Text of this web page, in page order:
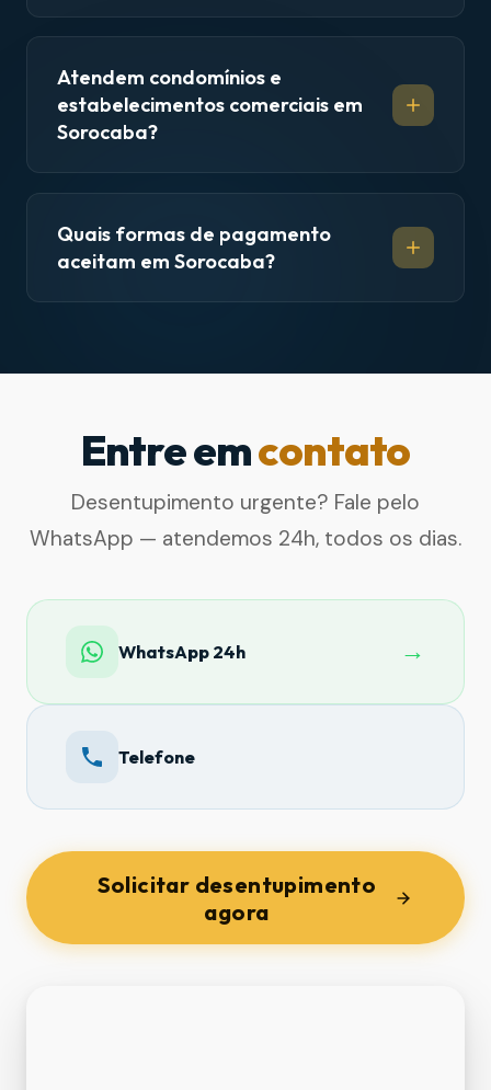
Atendem condomínios e
estabelecimentos comerciais em
Sorocaba?
Quais formas de pagamento
aceitam em Sorocaba?
Entre emcontato
Desentupimento urgente? Fale pelo
WhatsApp — atendemos 24h, todos os dias.
WhatsApp 24h →
Telefone
Solicitar desentupimento
agora